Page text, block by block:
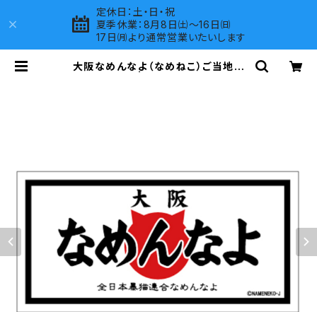
定休日：土・日・祝
夏季休業：8月8日㈯～16日㈰
17日㈪より通常営業いたいします
大阪なめんなよ（なめねこ）ご当地ス